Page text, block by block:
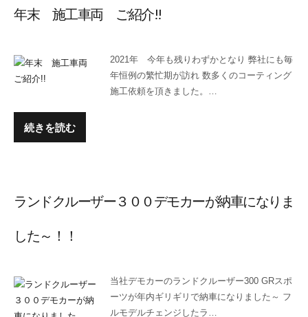
年末 施工車両 ご紹介!!
2021年 今年も残りわずかとなり 弊社にも毎
年恒例の繁忙期が訪れ 数多くのコーティング
施工依頼を頂きました。…
続きを読む
ランドクルーザー３００デモカーが納車になりま
した～！！
当社デモカーのランドクルーザー300 GRスポ
ーツが年内ギリギリで納車になりました～ フ
ルモデルチェンジしたラ…